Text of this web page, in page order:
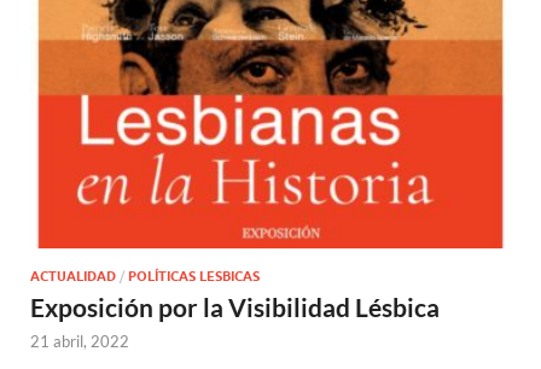
ACTUALIDAD / POLÍTICAS LESBICAS
Exposición por la Visibilidad Lésbica
21 abril, 2022